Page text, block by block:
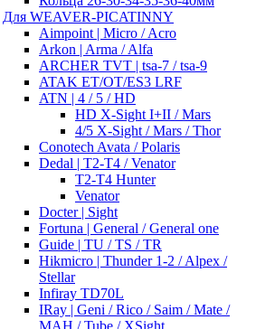
Для WEAVER-PICATINNY
Aimpoint | Micro / Acro
Arkon | Arma / Alfa
ARCHER TVT | tsa-7 / tsa-9
ATAK ET/OT/ES3 LRF
ATN | 4 / 5 / HD
HD X-Sight I+II / Mars
4/5 X-Sight / Mars / Thor
Conotech Avata / Polaris
Dedal | T2-T4 / Venator
T2-T4 Hunter
Venator
Docter | Sight
Fortuna | General / General one
Guide | TU / TS / TR
Hikmicro | Thunder 1-2 / Alpex /
Stellar
Infiray TD70L
IRay | Geni / Rico / Saim / Mate /
MAH / Tube / XSight